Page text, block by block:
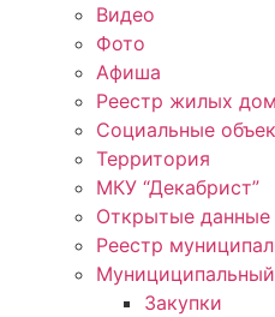
Видео
Фото
Афиша
Реестр жилых
Социальные
Территория
МКУ “Декабрист”
Открытые данные
Реестр
Мунициципальный
Закупки